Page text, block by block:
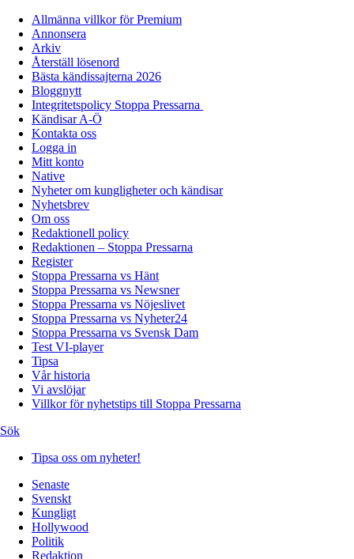
Allmänna villkor för Premium
Annonsera
Arkiv
Återställ lösenord
Bästa kändissajterna 2026
Bloggnytt
Integritetspolicy Stoppa Pressarna
Kändisar A-Ö
Kontakta oss
Logga in
Mitt konto
Native
Nyheter om kungligheter och kändisar
Nyhetsbrev
Om oss
Redaktionell policy
Redaktionen – Stoppa Pressarna
Register
Stoppa Pressarna vs Hänt
Stoppa Pressarna vs Newsner
Stoppa Pressarna vs Nöjeslivet
Stoppa Pressarna vs Nyheter24
Stoppa Pressarna vs Svensk Dam
Test VI-player
Tipsa
Vår historia
Vi avslöjar
Villkor för nyhetstips till Stoppa Pressarna
Sök
Tipsa oss om nyheter!
Senaste
Svenskt
Kungligt
Hollywood
Politik
Redaktion